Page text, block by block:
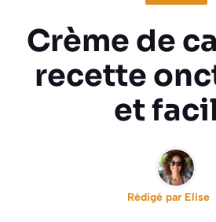
Crème de
recette
et
Rédigé par Elise